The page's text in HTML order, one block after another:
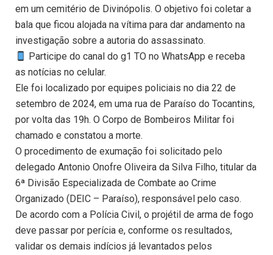
em um cemitério de Divinópolis. O objetivo foi coletar a
bala que ficou alojada na vítima para dar andamento na
investigação sobre a autoria do assassinato.
Participe do canal do g1 TO no WhatsApp e receba
as notícias no celular.
Ele foi localizado por equipes policiais no dia 22 de
setembro de 2024, em uma rua de Paraíso do Tocantins,
por volta das 19h. O Corpo de Bombeiros Militar foi
chamado e constatou a morte.
O procedimento de exumação foi solicitado pelo
delegado Antonio Onofre Oliveira da Silva Filho, titular da
6ª Divisão Especializada de Combate ao Crime
Organizado (DEIC – Paraíso), responsável pelo caso.
De acordo com a Polícia Civil, o projétil de arma de fogo
deve passar por perícia e, conforme os resultados,
validar os demais indícios já levantados pelos